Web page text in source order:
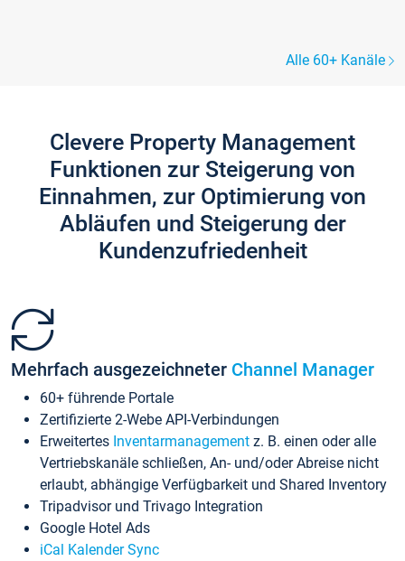
Alle 60+ Kanäle
Clevere Property Management
Funktionen zur Steigerung von
Einnahmen, zur Optimierung von
Abläufen und Steigerung der
Kundenzufriedenheit
Mehrfach ausgezeichneter Channel Manager
60+ führende Portale
Zertifizierte 2-Webe API-Verbindungen
Erweitertes Inventarmanagement z. B. einen oder alle
Vertriebskanäle schließen, An- und/oder Abreise nicht
erlaubt, abhängige Verfügbarkeit und Shared Inventory
Tripadvisor und Trivago Integration
Google Hotel Ads
iCal Kalender Sync